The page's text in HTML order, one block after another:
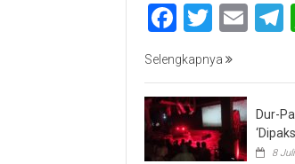
Facebook
Selengkapnya
Dur-
8